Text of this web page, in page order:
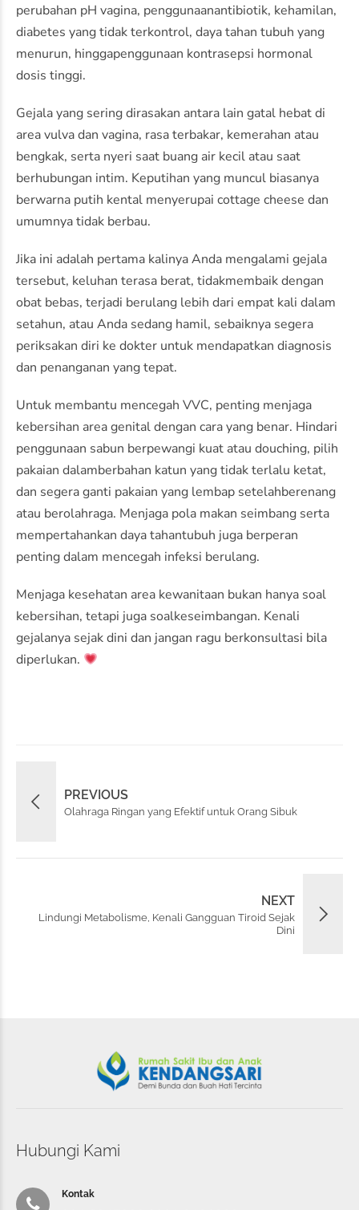
perubahan pH vagina, penggunaanantibiotik, kehamilan,
diabetes yangtidakterkontrol, dayatahan tubuh yang
menurun, hinggapenggunaan kontrasepsi hormonal
dosis tinggi.
Gejalayang seringdirasakan antara lain gatal hebatdi
area vulva dan vagina, rasaterbakar, kemerahan atau
bengkak, serta nyeri saat buang air kecil atau saat
berhubungan intim. Keputihan yang muncul biasanya
berwarna putih kental menyerupai cottage cheese dan
umumnyatidak berbau.
Jika ini adalah pertama kalinyaAnda mengalami gejala
tersebut, keluhan terasa berat, tidakmembaikdengan
obat bebas, terjadi berulang lebih dari empat kali dalam
setahun, atau Anda sedang hamil, sebaiknya segera
periksakan diri ke dokter untuk mendapatkan diagnosis
dan penanganan yangtepat.
Untuk membantu mencegah VVC, penting menjaga
kebersihan area genitaldengan carayang benar. Hindari
penggunaan sabun berpewangi kuat atau douching, pilih
pakaian dalamberbahan katun yangtidakterlalu ketat,
dan segeraganti pakaian yang lembap setelahberenang
atau berolahraga. Menjaga pola makan seimbang serta
mempertahankan dayatahantubuh juga berperan
pentingdalam mencegah infeksi berulang.
Menjaga kesehatan area kewanitaan bukan hanya soal
kebersihan, tetapi juga soalkeseimbangan. Kenali
gejalanya sejakdini dan jangan ragu berkonsultasi bila
diperlukan.
PREVIOUS
Olahraga Ringan yang Efektif untuk Orang Sibuk
NEXT
Lindungi Metabolisme, Kenali Gangguan Tiroid Sejak
Dini
Hubungi Kami
Kontak